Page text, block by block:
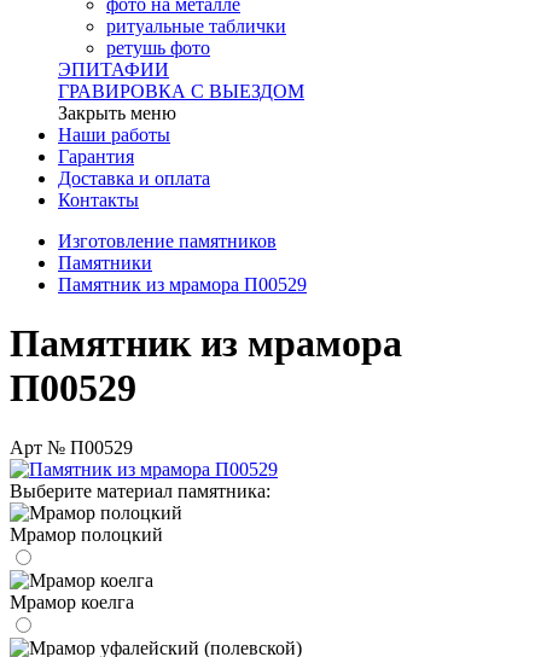
фото на металле
ритуальные таблички
ретушь фото
ЭПИТАФИИ
ГРАВИРОВКА С ВЫЕЗДОМ
Закрыть меню
Наши работы
Гарантия
Доставка и оплата
Контакты
Изготовление памятников
Памятники
Памятник из мрамора П00529
Памятник из мрамора
П00529
Арт № П00529
Выберите материал памятника:
Мрамор полоцкий
Мрамор коелга